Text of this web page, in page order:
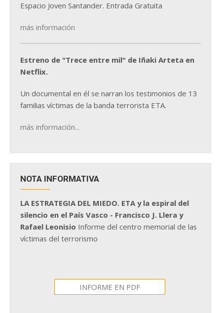
Espacio Joven Santander. Entrada Gratuita
más información
Estreno de "Trece entre mil" de Iñaki Arteta en
Netflix.
Un documental en él se narran los testimonios de 13
familias víctimas de la banda terrorista ETA.
más información...
NOTA INFORMATIVA
LA ESTRATEGIA DEL MIEDO. ETA y la espiral del
silencio en el País Vasco - Francisco J. Llera y
Rafael Leonisio Informe del centro memorial de las
víctimas del terrorismo
INFORME EN PDF